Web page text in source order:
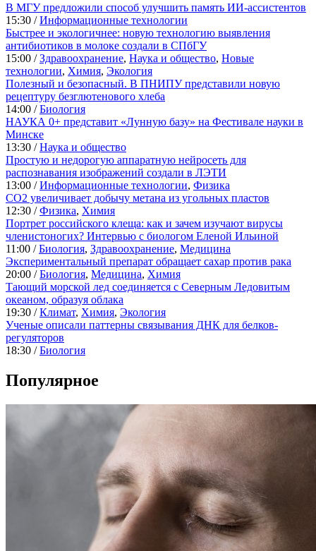
В МГУ предложили способ улучшить память ИИ-ассистентов
15:30 /Информационные технологии
Быстрее и экологичнее: новую технологию выявления
антибиотиков в молоке создали в СПбГУ
15:00 /Здравоохранение, Наука и общество, Новые
технологии, Химия, Экология
Полезный и безопасный. В ПНИПУ представили новую
рецептуру безглютенового хлеба
14:00 /Биология
НАУКА 0+ представит «Лунную базу» на Фестивале науки в
Минске
13:30 /Наука и общество
Простую и недорогую аппаратную нейросеть для
распознавания изображений создали в ЛЭТИ
13:00 /Информационные технологии, Физика
CO2 увеличивает добычу метана из угольных пластов
12:30 /Физика, Химия
Портрет российского клеща: как и зачем изучают вирусы
членистоногих? Интервью с биологом Еленой Ильиной
11:00 /Биология, Здравоохранение, Медицина
Экспериментальный препарат обращает сахар против рака
20:00 /Биология, Медицина, Химия
Тающий морской лед соединяется с Северным Ледовитым
океаном, образуя облака
19:30 /Климат, Химия, Экология
Ученые описали паттерны связывания ДНК для белков-
регуляторов
18:30 /Биология
Популярное